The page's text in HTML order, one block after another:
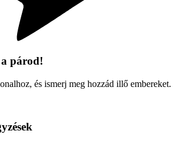
párod!
és ismerj meg hozzád illő embereket.